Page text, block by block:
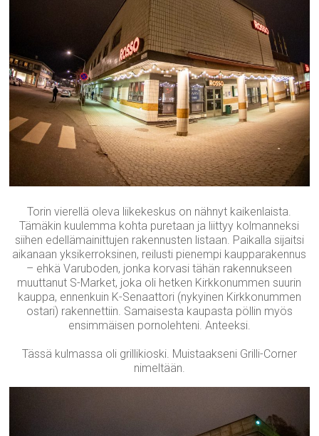
Torin vierellä oleva liikekeskus on nähnyt kaikenlaista.
Tämäkin kuulemma kohta puretaan ja liittyy kolmanneksi
siihen edellämainittujen rakennusten listaan. Paikalla sijaitsi
aikanaan yksikerroksinen, reilusti pienempi kaupparakennus
– ehkä Varuboden, jonka korvasi tähän rakennukseen
muuttanut S-Market, joka oli hetken Kirkkonummen suurin
kauppa, ennenkuin K-Senaattori (nykyinen Kirkkonummen
ostari) rakennettiin. Samaisesta kaupasta pöllin myös
ensimmäisen pornolehteni. Anteeksi.
Tässä kulmassa oli grillikioski. Muistaakseni Grilli-Corner
nimeltään.